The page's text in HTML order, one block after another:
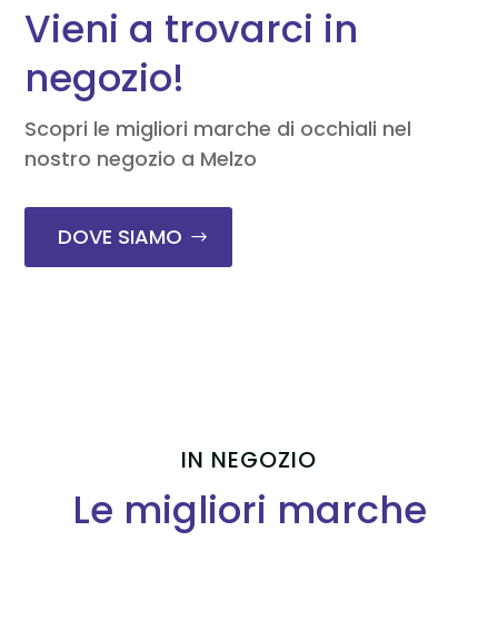
Vieni a trovarci in
negozio!
Scopri le migliori marche di occhiali nel
nostro negozio a Melzo
DOVE SIAMO
IN NEGOZIO
Le migliori marche